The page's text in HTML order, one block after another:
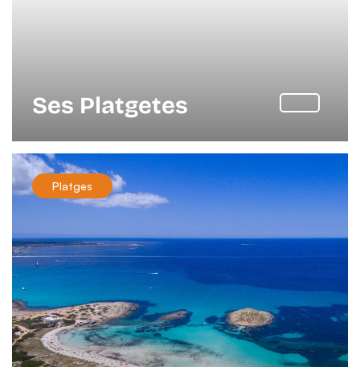
Ses Platgetes
Platges